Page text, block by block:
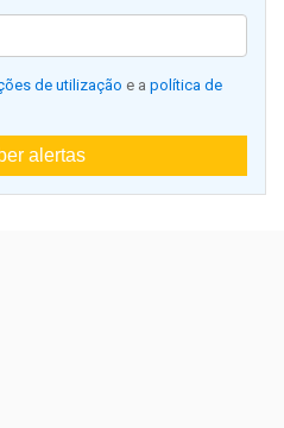
de utilização e a política de
alertas